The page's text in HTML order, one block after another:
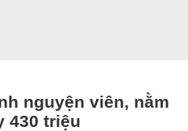
nguyện viên, nằm
430 triệu